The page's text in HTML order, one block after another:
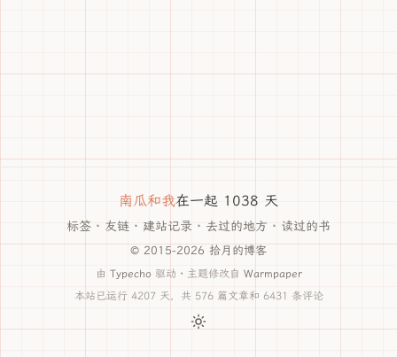
南瓜和我在一起 1038 天
标签 · 友链 · 建站记录 · 去过的地方 · 读过的书
© 2015-2026 拾月的博客
由 Typecho 驱动 · 主题修改自 Warmpaper
本站已运行 4207 天，共 576 篇文章和 6431 条评论